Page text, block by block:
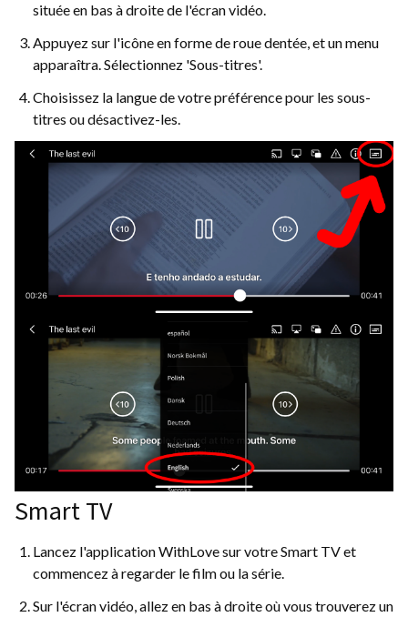
située en bas à droite de l'écran vidéo.
Appuyez sur l'icône en forme de roue dentée, et un menu
apparaîtra. Sélectionnez 'Sous-titres'.
Choisissez la langue de votre préférence pour les sous-
titres ou désactivez-les.
Smart TV
Lancez l'application WithLove sur votre Smart TV et
commencez à regarder le film ou la série.
Sur l'écran vidéo, allez en bas à droite où vous trouverez un